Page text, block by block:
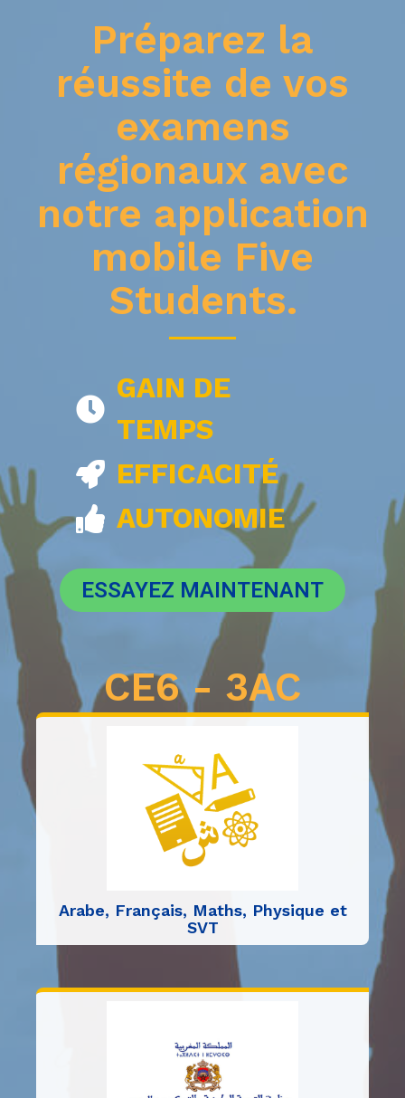
Préparez la
réussite de vos
examens
régionaux avec
notre application
mobile Five
Students.
GAIN DE
TEMPS
EFFICACITÉ
AUTONOMIE
ESSAYEZ MAINTENANT
CE6 - 3AC
Arabe, Français, Maths, Physique et
SVT